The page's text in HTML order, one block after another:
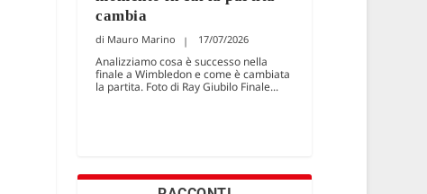
cambia
Mauro Marino 17/07/2026
Analizziamo cosa è successo nella
finale a Wimbledon e come è cambiata
la partita. Foto di Ray Giubilo Finale...